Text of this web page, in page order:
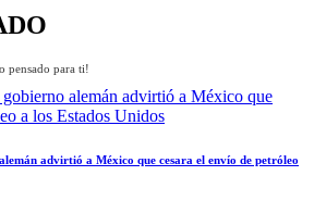
pensado para ti!
advirtió a México que cesara el envío de petróleo